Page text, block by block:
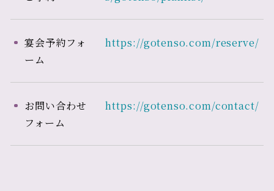
宴会予約フォ
ーム
https://gotenso.com/reserve/
お問い合わせ
フォーム
https://gotenso.com/contact/